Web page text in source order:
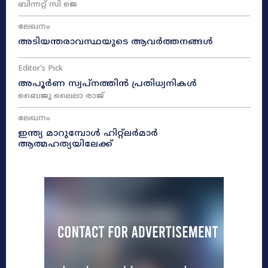
ബിന്നറ്റ് സി ജെ
ലേഖനം
അടിയന്തരാവസ്ഥയുടെ ആവർത്തനങ്ങൾ
Editor's Pick
അപൂർണ സ്വപ്നത്തിൻ പ്രതിധ്വനികൾ
ബൈജു ലൈലാ രാജ്
ലേഖനം
ഇന്ത്യ മാറുമ്പോൾ ഹിറ്റ്ലർമാർ
ആത്മഹത്യയിലേക്ക്